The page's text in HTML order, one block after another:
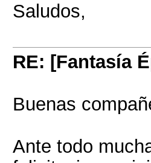
Saludos,
RE: [Fantasía
Buenas
Ante todo